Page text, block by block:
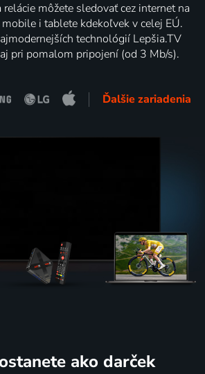
môžete sledovať cez internet na
i tablete kdekoľvek v celej EÚ.
technológií Lepšia.TV
pri pomalom pripojení (od 3 Mb/s).
Ďalšie zariadenia
ako darček